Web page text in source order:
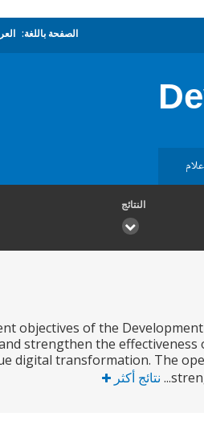
الصفحة باللغة:
النتائج
objectives of the
strengthen the
digital transformation. The
نتائج أكثر